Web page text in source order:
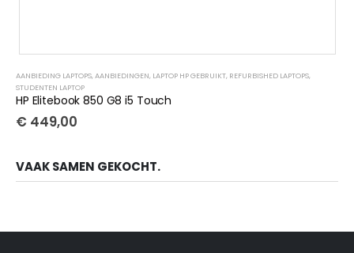
AANBIEDING LAPTOPS, AANBIEDINGEN, LAPTOP HP GEBRUIKT, REFURBISHED LAPTOPS,
STUDENTEN LAPTOP
HP Elitebook 850 G8 i5 Touch
€ 449,00
VAAK SAMEN GEKOCHT.